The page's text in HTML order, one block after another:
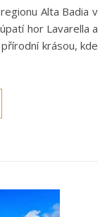
hor Lavarella a
krásou, kde